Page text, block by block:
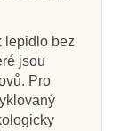
lepidlo bez
jsou
Pro